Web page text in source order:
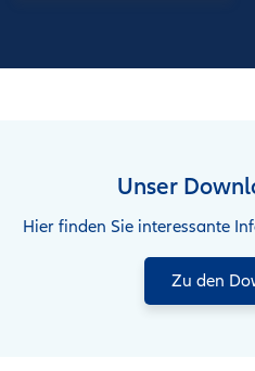
Unser
Hier finden Sie interessante
Zu den